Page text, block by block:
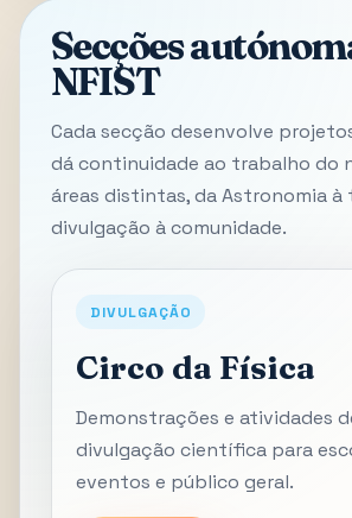
Secções
NFIST
Cada secção desenvolve
dá continuidade ao trabalho do
áreas distintas, da Astronomia à
divulgação à comunidade.
DIVULGAÇÃO
Circo da Física
Demonstrações e atividades
divulgação científica para
eventos e público geral.